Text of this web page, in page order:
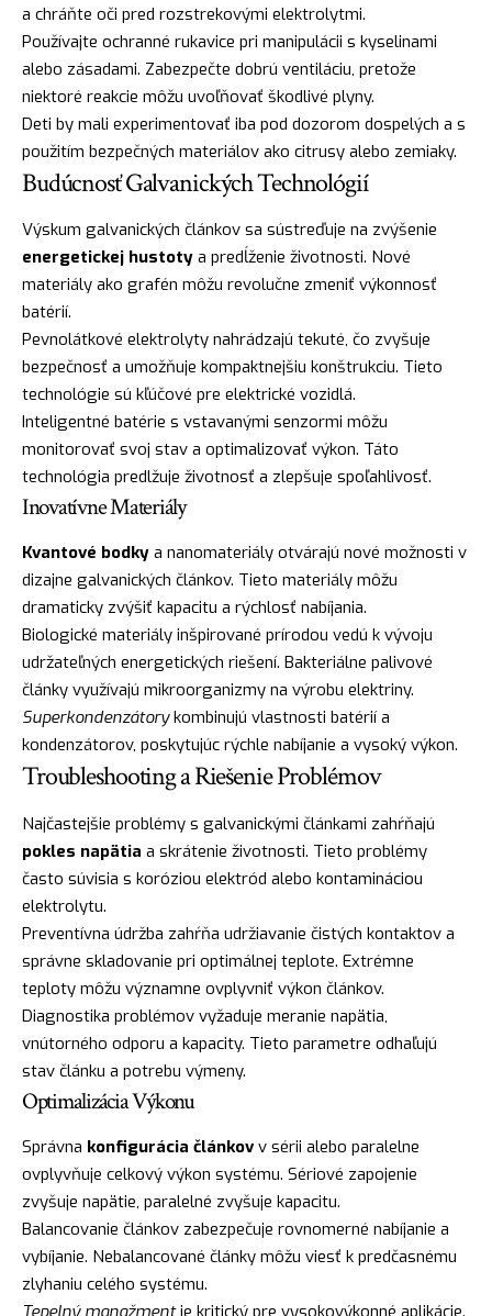
a chráňte oči pred rozstrekovými elektrolytmi.
Používajte ochranné rukavice pri manipulácii s kyselinami
alebo zásadami. Zabezpečte dobrú ventiláciu, pretože
niektoré reakcie môžu uvoľňovať škodlivé plyny.
Deti by mali experimentovať iba pod dozorom dospelých a s
použitím bezpečných materiálov ako citrusy alebo zemiaky.
Budúcnosť Galvanických Technológií
Výskum galvanických článkov sa sústreďuje na zvýšenie
energetickej hustoty a predĺženie životnosti. Nové
materiály ako grafén môžu revolučne zmeniť výkonnosť
batérií.
Pevnolátkové elektrolyty nahrádzajú tekuté, čo zvyšuje
bezpečnosť a umožňuje kompaktnejšiu konštrukciu. Tieto
technológie sú kľúčové pre elektrické vozidlá.
Inteligentné batérie s vstavanými senzormi môžu
monitorovať svoj stav a optimalizovať výkon. Táto
technológia predlžuje životnosť a zlepšuje spoľahlivosť.
Inovatívne Materiály
Kvantové bodky a nanomateriály otvárajú nové možnosti v
dizajne galvanických článkov. Tieto materiály môžu
dramaticky zvýšiť kapacitu a rýchlosť nabíjania.
Biologické materiály inšpirované prírodou vedú k vývoju
udržateľných energetických riešení. Bakteriálne palivové
články využívajú mikroorganizmy na výrobu elektriny.
Superkondenzátorykombinujú vlastnosti batérií a
kondenzátorov, poskytujúc rýchle nabíjanie a vysoký výkon.
Troubleshooting a Riešenie Problémov
Najčastejšie problémy s galvanickými článkami zahŕňajú
pokles napätia a skrátenie životnosti. Tieto problémy
často súvisia s koróziou elektród alebo kontamináciou
elektrolytu.
Preventívna údržba zahŕňa udržiavanie čistých kontaktov a
správne skladovanie pri optimálnej teplote. Extrémne
teploty môžu významne ovplyvniť výkon článkov.
Diagnostika problémov vyžaduje meranie napätia,
vnútorného odporu a kapacity. Tieto parametre odhaľujú
stav článku a potrebu výmeny.
Optimalizácia Výkonu
Správna konfigurácia článkovv sérii alebo paralelne
ovplyvňuje celkový výkon systému. Sériové zapojenie
zvyšuje napätie, paralelné zvyšuje kapacitu.
Balancovanie článkov zabezpečuje rovnomerné nabíjanie a
vybíjanie. Nebalancované články môžu viesť k predčasnému
zlyhaniu celého systému.
Tepelný manažmentje kritický pre vysokovýkonné aplikácie.